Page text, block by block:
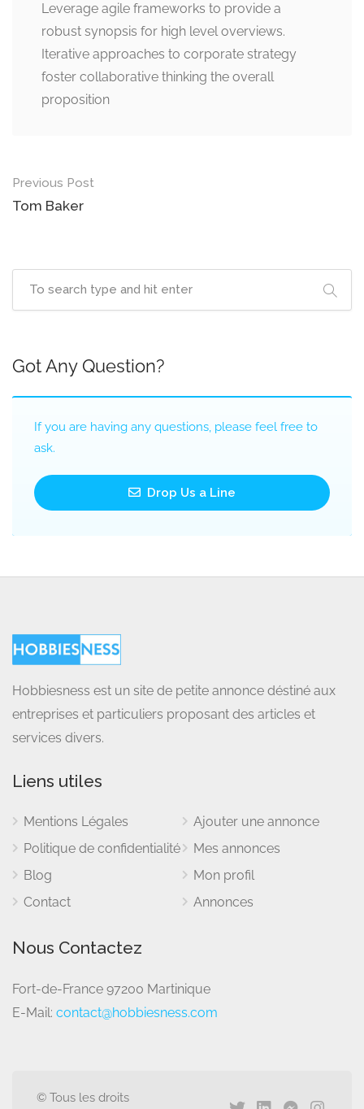
Leverage agile frameworks to provide a
robust synopsis for high level overviews.
Iterative approaches to corporate strategy
foster collaborative thinking the overall
proposition
Previous Post
Tom Baker
Got Any Question?
If you are having any questions, please feel free to
ask.
Drop Us a Line
Hobbiesness est un site de petite annonce déstiné aux
entreprises et particuliers proposant des articles et
services divers.
Liens utiles
Mentions Légales
Politique de confidentialité
Blog
Contact
Ajouter une annonce
Mes annonces
Mon profil
Annonces
Nous Contactez
Fort-de-France 97200 Martinique
E-Mail: contact@hobbiesness.com
© Tous les droits